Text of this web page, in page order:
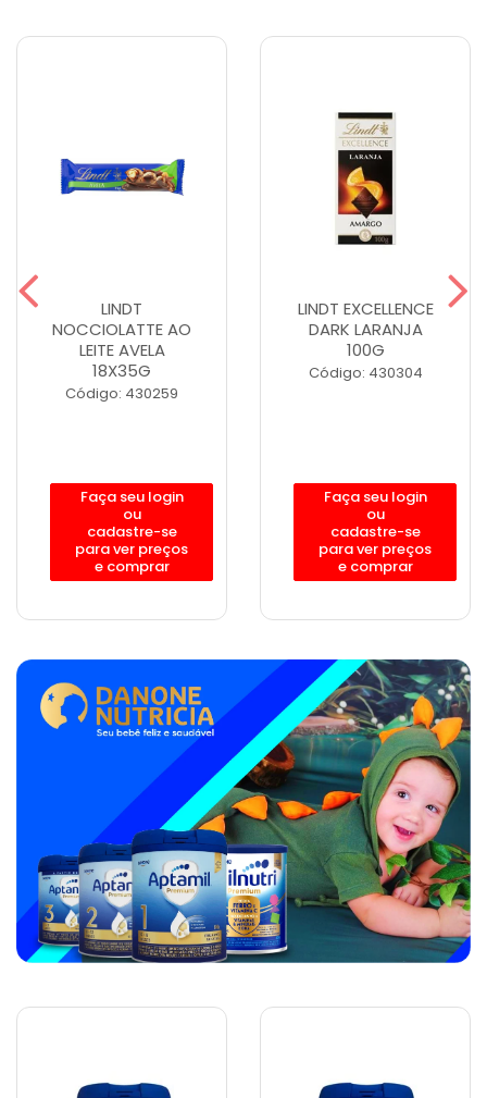
LINDT
NOCCIOLATTE AO
LEITE AVELA
18X35G
Código: 430259
Faça seu login
ou
cadastre-se
para ver preços
e comprar
LINDT EXCELLENCE
DARK LARANJA
100G
Código: 430304
Faça seu login
ou
cadastre-se
para ver preços
e comprar